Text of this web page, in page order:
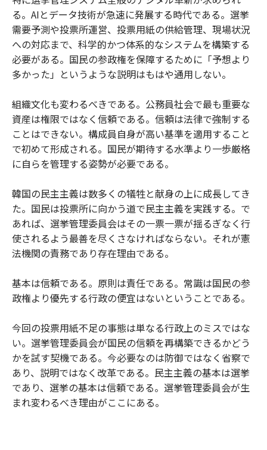
る。AIとデータ技術が急速に発展する時代である。選挙
需要予測や投票所運営、投票用紙の供給管理、現場状況
への対応まで、科学的かつ体系的なシステムを構築する
必要がある。国民の参政権を保障するために「予想より
多かった」というような説明はもはや通用しない。
組織文化も変わるべきである。公務員社会で最も重要な
資産は権限ではなく信頼である。信頼は法律で強制する
ことはできない。構成員自身が高い基準を適用すること
で初めて形成される。国民が期待する水準より一歩厳格
に自らを管理する姿勢が必要である。
韓国の民主主義は数多くの犠牲と献身の上に成長してき
た。国民は投票所に向かう道で民主主義を実践する。で
あれば、選挙管理委員会はその一票一票が揺るぎなく行
使されるよう最善を尽くさなければならない。それが憲
法機関の責務であり存在理由である。
基本は信頼である。原則は責任である。常識は国民の参
政権より優先する行政の便宜はないということである。
今回の投票用紙不足の事態は単なる行政上のミスではな
い。選挙管理委員会が国民の信頼を再構築できるかどう
かを試す契機である。今必要なのは防御ではなく省察で
あり、説明ではなく改革である。民主主義の基本は選挙
であり、選挙の基本は信頼である。選挙管理委員会が生
まれ変わるべき理由がここにある。